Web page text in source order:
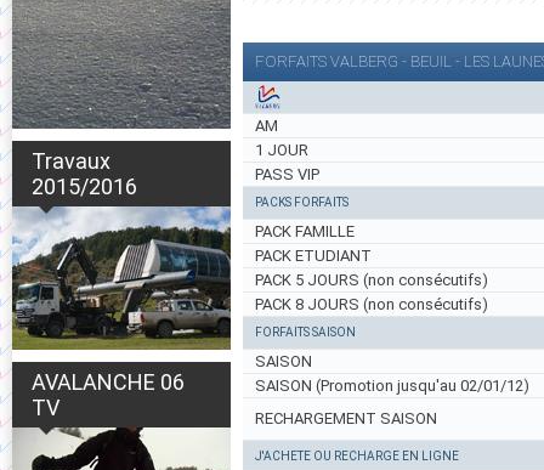
Travaux
2015/2016
AVALANCHE 06
TV
FORFAITS VALBERG - BEUIL - LES
AM
1 JOUR
PASS VIP
PACKS FORFAITS
PACK FAMILLE
PACK ETUDIANT
PACK 5 JOURS (non consécutifs)
PACK 8 JOURS (non consécutifs)
FORFAITS SAISON
SAISON
SAISON (Promotion jusqu'au 02/01/12)
RECHARGEMENT SAISON
J'ACHETE OU RECHARGE EN LIGNE